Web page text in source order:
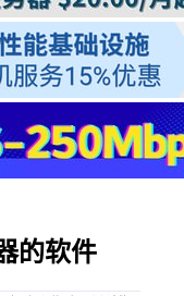
的软件